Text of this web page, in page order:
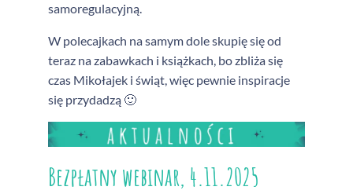
samoregulacyjną.
W polecajkach na samym dole skupię się od
teraz na zabawkach i książkach, bo zbliża się
czas Mikołajek i świąt, więc pewnie inspiracje
się przydadzą 🙂
Bezpłatny webinar, 4.11.2025